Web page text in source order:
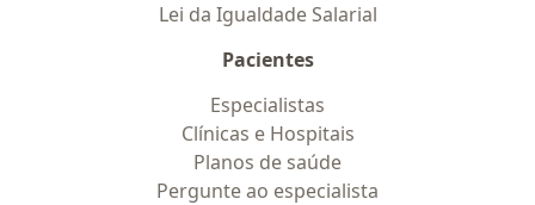
Lei da Igualdade Salarial
Pacientes
Especialistas
Clínicas e Hospitais
Planos de saúde
Pergunte ao especialista